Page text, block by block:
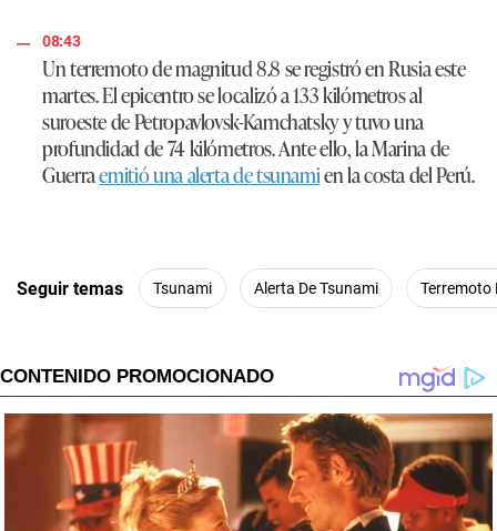
08:43
Un terremoto de magnitud 8.8 se registró en Rusia este
martes. El epicentro se localizó a 133 kilómetros al
suroeste de Petropavlovsk-Kamchatsky y tuvo una
profundidad de 74 kilómetros. Ante ello, la Marina de
Guerraemitió una alerta de tsunamien la costa del Perú.
Seguir temas Tsunami Alerta De Tsunami Terremoto